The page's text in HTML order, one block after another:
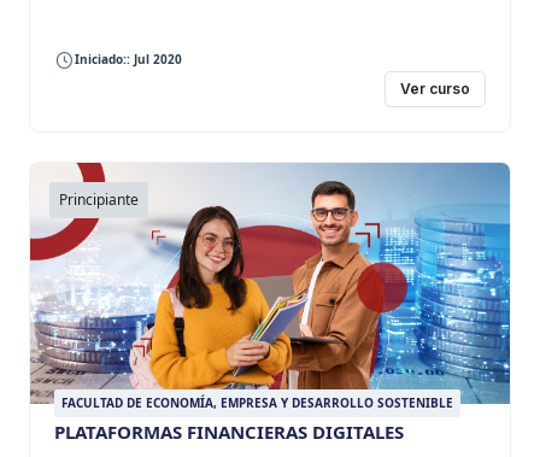
Iniciado:: Jul 2020
Ver curso
Principiante
FACULTAD DE ECONOMÍA, EMPRESA Y DESARROLLO SOSTENIBLE
PLATAFORMAS FINANCIERAS DIGITALES